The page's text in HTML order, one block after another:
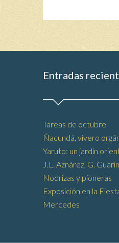
Entradas
Tareas de octubre
Ñacundá, vivero
Yaruto: un jardín
J.L. Aznárez, G.
Nodrizas y pioneras
Exposición en la
Mercedes